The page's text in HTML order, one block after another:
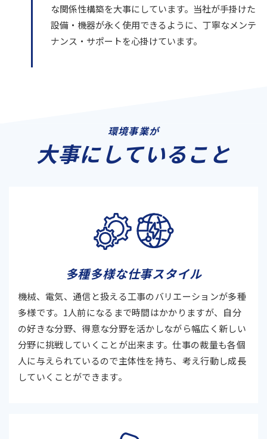
な関係性構築を大事にしています。当社が手掛けた
設備・機器が永く使用できるように、丁寧なメンテ
ナンス・サポートを心掛けています。
環境事業が
大事にしていること
多種多様な仕事スタイル
機械、電気、通信と扱える工事のバリエーションが多種
多様です。1人前になるまで時間はかかりますが、自分
の好きな分野、得意な分野を活かしながら幅広く新しい
分野に挑戦していくことが出来ます。仕事の裁量も各個
人に与えられているので主体性を持ち、考え行動し成長
していくことができます。